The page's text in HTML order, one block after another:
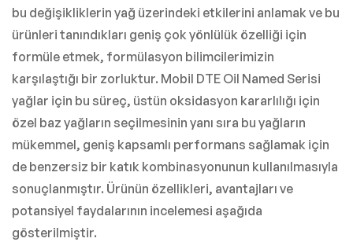
bu değişikliklerin yağ üzerindeki etkilerini anlamak ve bu
ürünleri tanındıkları geniş çok yönlülük özelliği için
formüle etmek, formülasyon bilimcilerimizin
karşılaştığı bir zorluktur. Mobil DTE Oil Named Serisi
yağlar için bu süreç, üstün oksidasyon kararlılığı için
özel baz yağların seçilmesinin yanı sıra bu yağların
mükemmel, geniş kapsamlı performans sağlamak için
de benzersiz bir katık kombinasyonunun kullanılmasıyla
sonuçlanmıştır. Ürünün özellikleri, avantajları ve
potansiyel faydalarının incelemesi aşağıda
gösterilmiştir.